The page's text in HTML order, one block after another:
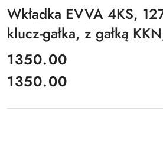
Wkładka EVVA 4KS,
klucz-gałka, z gałką
cena:
1350.00
Cena:
1350.00